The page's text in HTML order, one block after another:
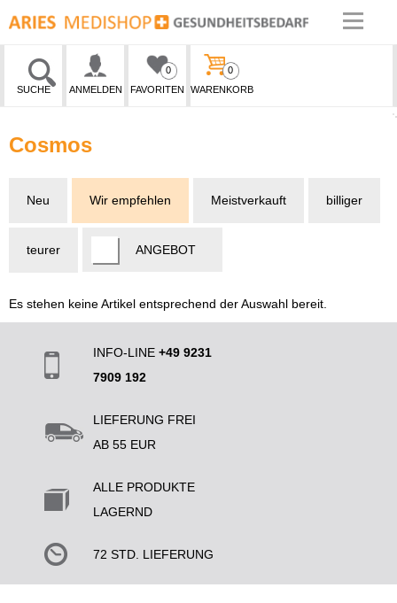
SUCHE ANMELDEN FAVORITEN
0
WARENKORB
0
Cosmos
Neu Wir empfehlen Meistverkauft billiger
teurer ANGEBOT
Es stehen keine Artikel entsprechend der Auswahl bereit.
INFO-LINE +49 9231
7909 192
LIEFERUNG FREI
AB 55 EUR
ALLE PRODUKTE
LAGERND
72 STD. LIEFERUNG